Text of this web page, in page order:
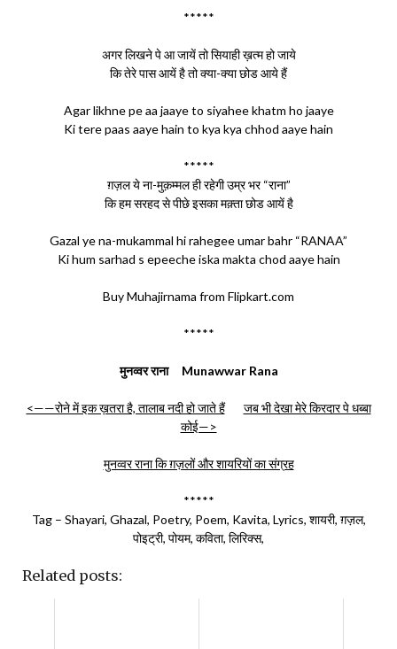
*****
अगर लिखने पे आ जायें तो सियाही ख़त्म हो जाये
कि तेरे पास आयें है तो क्या-क्या छोड आये हैं
Agar likhne pe aa jaaye to siyahee khatm ho jaaye
Ki tere paas aaye hain to kya kya chhod aaye hain
*****
ग़ज़ल ये ना-मुक़म्मल ही रहेगी उम्र भर “राना”
कि हम सरहद से पीछे इसका मक़्ता छोड आयें है
Gazal ye na-mukammal hi rahegee umar bahr “RANAA”
Ki hum sarhad s epeeche iska makta chod aaye hain
Buy Muhajirnama from Flipkart.com
*****
मुनव्वर राना Munawwar Rana
<——रोने में इक ख़तरा है, तालाब नदी हो जाते हैं
जब भी देखा मेरे किरदार पे धब्बा
कोई—>
मुनव्वर राना कि ग़ज़लों और शायरियों का संग्रह
*****
Tag – Shayari, Ghazal, Poetry, Poem, Kavita, Lyrics, शायरी, ग़ज़ल,
पोइट्री, पोयम, कविता, लिरिक्स,
Related posts: